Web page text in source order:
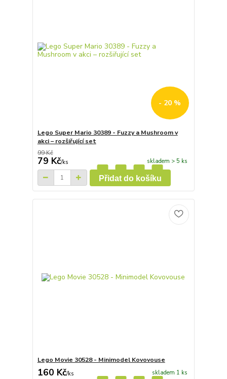
- 20 %
Lego Super Mario 30389 - Fuzzy a Mushroom v
akci – rozšiřující set
99 Kč
79 Kč/ks skladem > 5 ks
Přidat do košíku
Lego Movie 30528 - Minimodel Kovovouse
160 Kč/ks skladem 1 ks